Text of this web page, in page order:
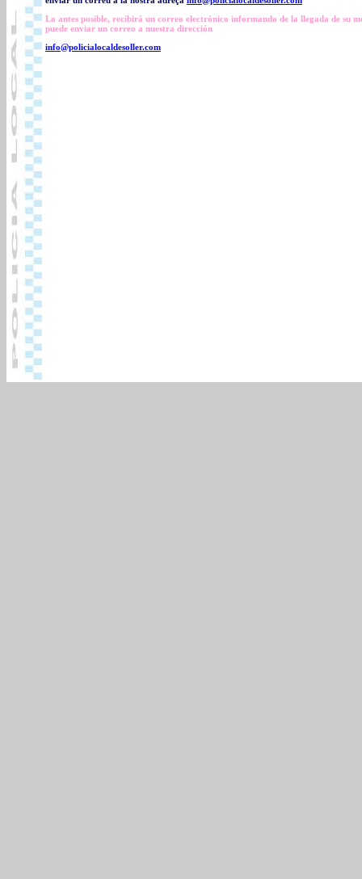
Lo antes posible, recibirá un correo electrónico informando de la llegada de su
puede enviar un correo a nuestra dirección
info@policialocaldesoller.com